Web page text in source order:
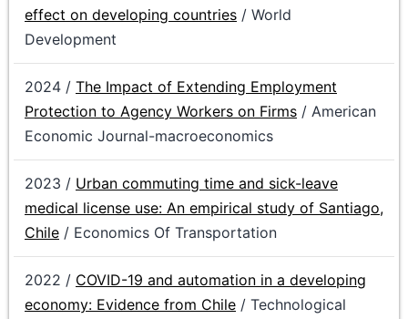
effect on developing countries / World
Development
2024 / The Impact of Extending Employment
Protection to Agency Workers on Firms / American
Economic Journal-macroeconomics
2023 / Urban commuting time and sick-leave
medical license use: An empirical study of Santiago,
Chile / Economics Of Transportation
2022 / COVID-19 and automation in a developing
economy: Evidence from Chile / Technological